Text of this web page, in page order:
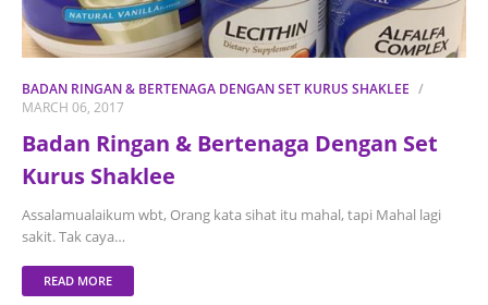
BADAN RINGAN & BERTENAGA DENGAN SET KURUS SHAKLEE
MARCH 06, 2017
Badan Ringan & Bertenaga Dengan Set
Kurus Shaklee
Assalamualaikum wbt, Orang kata sihat itu mahal, tapi Mahal lagi
sakit. Tak caya…
READ MORE